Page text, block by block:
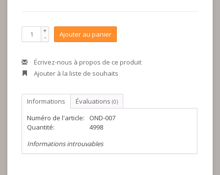
+
- Ajouter au panier
Écrivez-nous à propos de ce produit
Ajouter à la liste de souhaits
Informations Évaluations (0)
Numéro de l'article:
OND-007
Quantité:
4998
Informations introuvables